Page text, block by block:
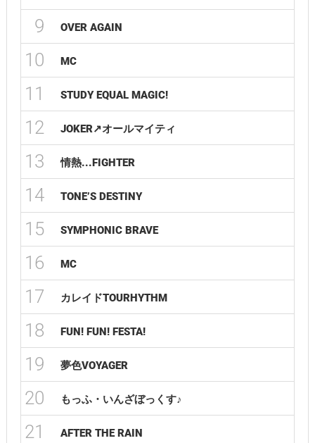
9
OVER AGAIN
10 MC
11 STUDY EQUAL MAGIC!
12 JOKER↗︎オールマイティ
13 情熱...FIGHTER
14 TONE’S DESTINY
15 SYMPHONIC BRAVE
16 MC
17 カレイドTOURHYTHM
18 FUN! FUN! FESTA!
19 夢色VOYAGER
20 もっふ・いんざぼっくす♪
21 AFTER THE RAIN